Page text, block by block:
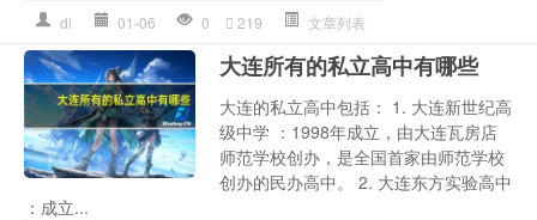
dl 01-06 0 219 文章列表
大连所有的私立高中有哪些
大连的私立高中包括： 1. 大连新世纪高
级中学 ：1998年成立，由大连瓦房店
师范学校创办，是全国首家由师范学校
创办的民办高中。 2. 大连东方实验高中
：成立...